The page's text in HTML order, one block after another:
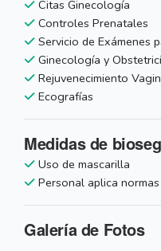
Citas Ginecología
Controles Prenatales
Servicio de Exámenes
Ginecología y
Rejuvenecimiento
Ecografías
Medidas de
Uso de mascarilla
Personal aplica
Galería de Fotos